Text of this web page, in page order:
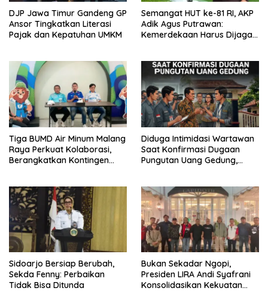
DJP Jawa Timur Gandeng GP
Ansor Tingkatkan Literasi
Pajak dan Kepatuhan UMKM
Semangat HUT ke-81 RI, AKP
Adik Agus Putrawan:
Kemerdekaan Harus Dijaga
Tiga BUMD Air Minum Malang
Raya Perkuat Kolaborasi,
Berangkatkan Kontingen
Diduga Intimidasi Wartawan
Saat Konfirmasi Dugaan
Pungutan Uang Gedung,
Buka suara
Sidoarjo Bersiap Berubah,
Sekda Fenny: Perbaikan
Tidak Bisa Ditunda
Bukan Sekadar Ngopi,
Presiden LIRA Andi Syafrani
Konsolidasikan Kekuatan